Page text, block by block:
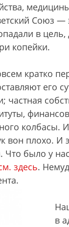
Союз —
в цель,
копейки.
кратко
его
колбасы.
вон плохо.
было у
здесь.
в